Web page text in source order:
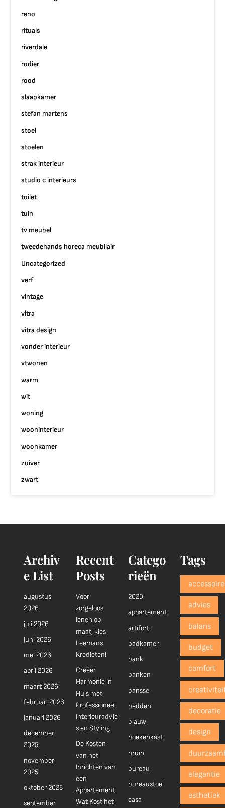
reno
rituals
riverdale
rodier
rood
slaapkamer
stefan martens
stoel
stoelen
strak interieur
studio c interieurs
toilet
tuin
tv meubel
tweedehands horeca meubilair
Uncategorized
verf
vintage
vitra
vitra design
vonder interieur
vtwonen
warm
wit
woning
wooninterieur
woonkamer
zuiver
zwart
Archiv
e List
augustus
2026
juli 2026
juni 2026
mei 2026
april 2026
maart 2026
februari 2026
januari 2026
december
2025
november
2025
oktober 2025
september
Recent
Posts
Voor
zorgeloos
lenen op
maat, kies
Leemans
Kredieten!
Creëer
Harmonie in
Huis met
Professioneel
Interieuradvie
s en Styling
De Kosten
van het
Inrichten van
een
Appartement:
Wat Kost het
Catego
rieën
2020
appartement
artifort
badkamer
bank
banken
bansse
bedden
blauw
boekenkast
bruin
bureau
bureaustoel
casa
Tags
advies
balans
budget
comfort
decoratie
design
elegantie
esthetiek